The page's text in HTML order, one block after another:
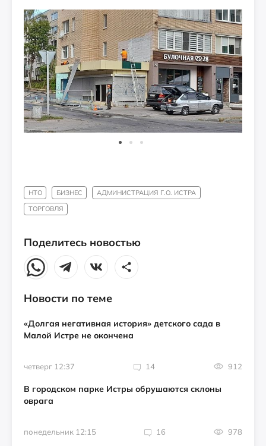
НТО БИЗНЕС
АДМИНИСТРАЦИЯ Г.О. ИСТРА
ТОРГОВЛЯ
Поделитесь новостью
Новости по теме
«Долгая негативная история» детского сада в
Малой Истре не окончена
четверг 12:37 14 912
В городском парке Истры обрушаются склоны
оврага
понедельник 12:15 16 978